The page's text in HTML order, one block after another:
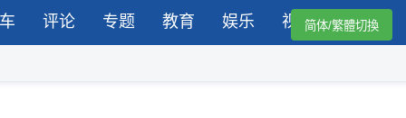
评论 专题 教育 娱乐 视频简体/繁體切換